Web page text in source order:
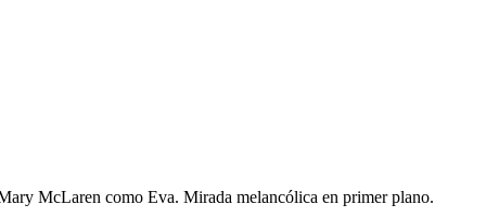
McLaren como Eva. Mirada melancólica en primer plano.